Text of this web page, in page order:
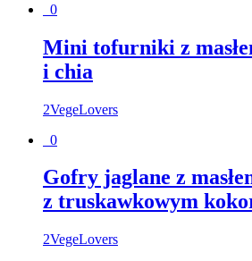
0
Mini tofurniki z
i chia
2VegeLovers
0
Gofry jaglane z
z truskawkowym
2VegeLovers